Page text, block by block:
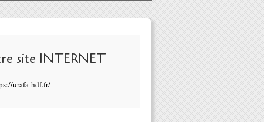
site INTERNET
urafa-hdf.fr/